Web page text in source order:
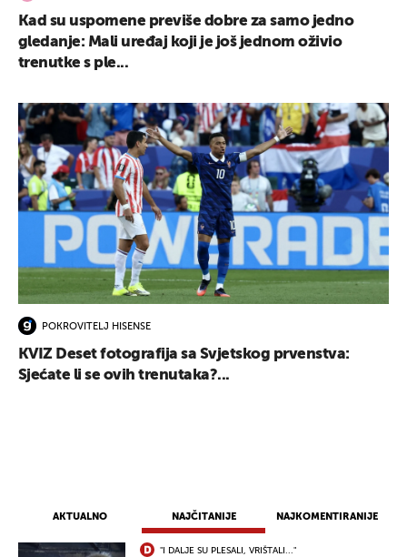
AKTUALNO NAJČITANIJE NAJKOMENTIRANIJE
"I DALJE SU PLESALI, VRIŠTALI..."
Kad su uspomene previše dobre za samo jedno
gledanje: Mali uređaj koji je još jednom oživio
trenutke s ple...
POKROVITELJ HISENSE
KVIZ Deset fotografija sa Svjetskog prvenstva:
Sjećate li se ovih trenutaka?...